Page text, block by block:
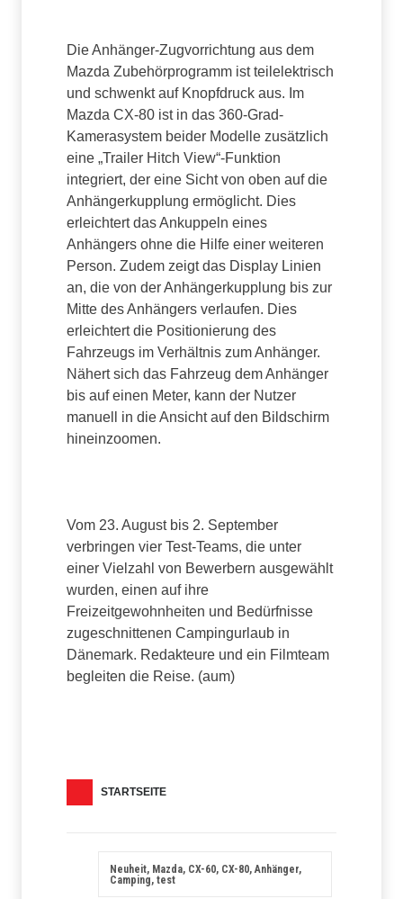
Die Anhänger-Zugvorrichtung aus dem
Mazda Zubehörprogramm ist teilelektrisch
und schwenkt auf Knopfdruck aus. Im
Mazda CX-80 ist in das 360-Grad-
Kamerasystem beider Modelle zusätzlich
eine „Trailer Hitch View“-Funktion
integriert, der eine Sicht von oben auf die
Anhängerkupplung ermöglicht. Dies
erleichtert das Ankuppeln eines
Anhängers ohne die Hilfe einer weiteren
Person. Zudem zeigt das Display Linien
an, die von der Anhängerkupplung bis zur
Mitte des Anhängers verlaufen. Dies
erleichtert die Positionierung des
Fahrzeugs im Verhältnis zum Anhänger.
Nähert sich das Fahrzeug dem Anhänger
bis auf einen Meter, kann der Nutzer
manuell in die Ansicht auf den Bildschirm
hineinzoomen.
Vom 23. August bis 2. September
verbringen vier Test-Teams, die unter
einer Vielzahl von Bewerbern ausgewählt
wurden, einen auf ihre
Freizeitgewohnheiten und Bedürfnisse
zugeschnittenen Campingurlaub in
Dänemark. Redakteure und ein Filmteam
begleiten die Reise. (aum)
STARTSEITE
Neuheit, Mazda, CX-60, CX-80, Anhänger,
Camping, test